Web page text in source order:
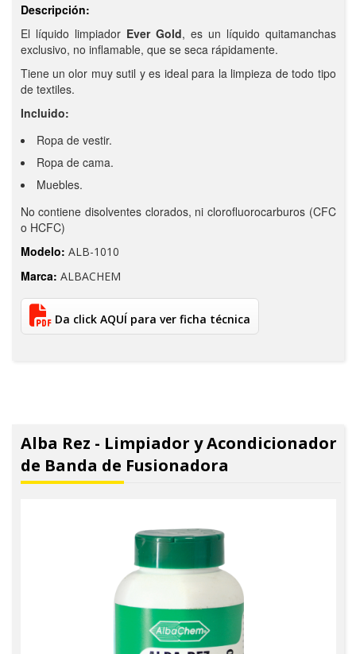
Descripción:
El líquido limpiador Ever Gold, es un líquido quitamanchas
exclusivo, no inflamable, que se seca rápidamente.
Tiene un olor muy sutil y es ideal para la limpieza de todo tipo
de textiles.
Incluido:
Ropa de vestir.
Ropa de cama.
Muebles.
No contiene disolventes clorados, ni clorofluorocarburos (CFC
o HCFC)
Modelo: ALB-1010
Marca: ALBACHEM
Da click AQUÍ para ver ficha técnica
Alba Rez - Limpiador y Acondicionador
de Banda de Fusionadora